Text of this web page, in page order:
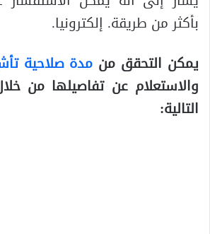
بأكثر من طريقة. إلكترونيا.
يمكن التحقق من مدة صلاحية
والاستعلام عن تفاصيلها من
التالية: